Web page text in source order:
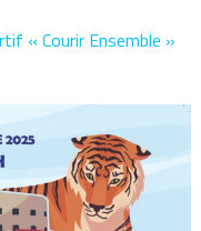
« Courir Ensemble »